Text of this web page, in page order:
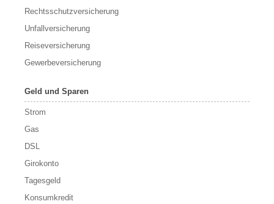
Rechtsschutzversicherung
Unfallversicherung
Reiseversicherung
Gewerbeversicherung
Geld und Sparen
Strom
Gas
DSL
Girokonto
Tagesgeld
Konsumkredit